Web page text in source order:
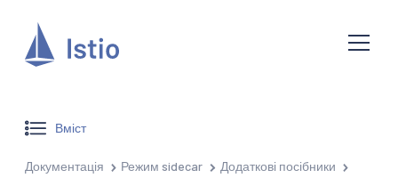
Вміст
Документація Режим sidecar
Додаткові посібники